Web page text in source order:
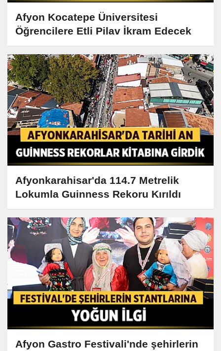
Afyon Kocatepe Üniversitesi
Öğrencilere Etli Pilav İkram Edecek
Afyonkarahisar'da 114.7 Metrelik
Lokumla Guinness Rekoru Kırıldı
Afyon Gastro Festivali'nde şehirlerin